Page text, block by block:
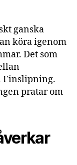
ganska
köra igenom
Det som
Finslipning.
pratar om